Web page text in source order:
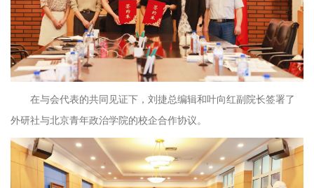
在与会代表的共同见证下，刘捷总编辑和叶向红副院长签署了
外研社与北京青年政治学院的校企合作协议。